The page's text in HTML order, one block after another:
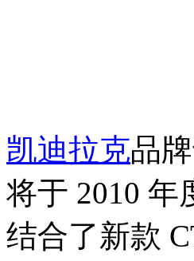
凯迪拉克品
将于 2010
结合了新款